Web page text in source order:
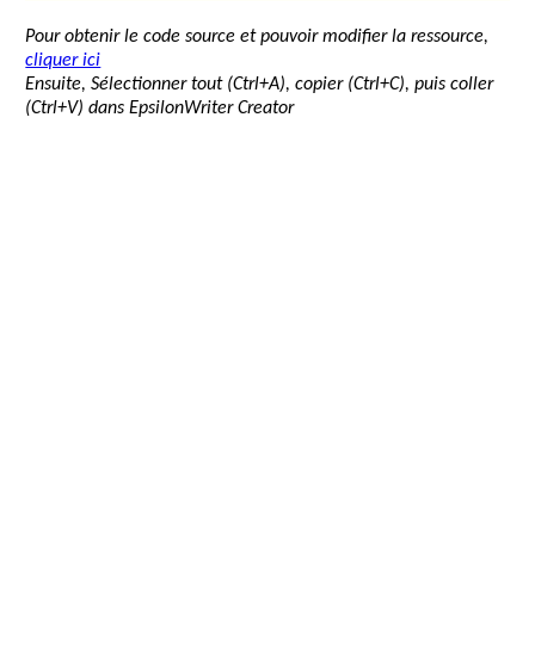
Pour obtenir le code source et pouvoir modifier la ressource,
cliquer ici
Ensuite, Sélectionner tout (Ctrl+A), copier (Ctrl+C), puis coller
(Ctrl+V) dans EpsilonWriter Creator